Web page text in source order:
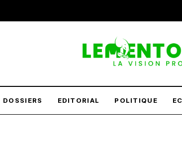
DOSSIERS EDITORIAL POLITIQUE